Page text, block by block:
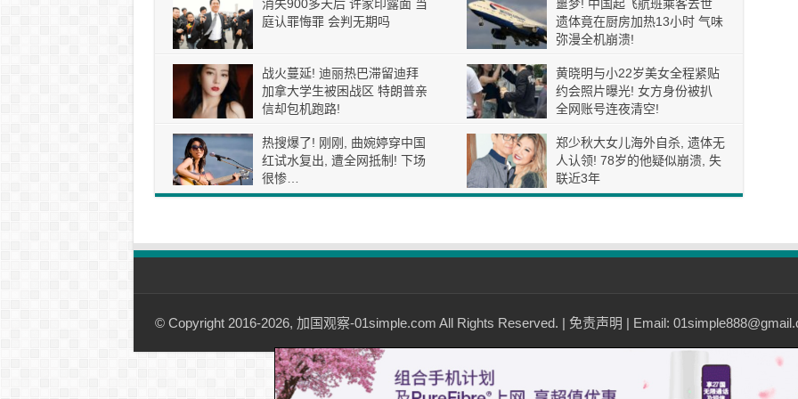
消失900多天后 许家印露面 当
庭认罪悔罪 会判无期吗
噩梦! 中国起飞航班乘客去世
遗体竟在厨房加热13小时 气味
弥漫全机崩溃!
战火蔓延! 迪丽热巴滞留迪拜
加拿大学生被困战区 特朗普亲
信却包机跑路!
黄晓明与小22岁美女全程紧贴
约会照片曝光! 女方身份被扒
全网账号连夜清空!
热搜爆了! 刚刚, 曲婉婷穿中国
红试水复出, 遭全网抵制! 下场
很惨…
郑少秋大女儿海外自杀, 遗体无
人认领! 78岁的他疑似崩溃, 失
联近3年
© Copyright 2016-2026, 加国观察-01simple.com All Rights Reserved. | 免责声明 | Email: